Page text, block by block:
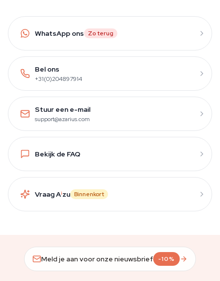
WhatsApp ons Zo terug
Bel ons
+31(0)204897914
Stuur een e-mail
support@azarius.com
Bekijk de FAQ
Vraag Aizu Binnenkort
Meld je aan voor onze nieuwsbrief -10%